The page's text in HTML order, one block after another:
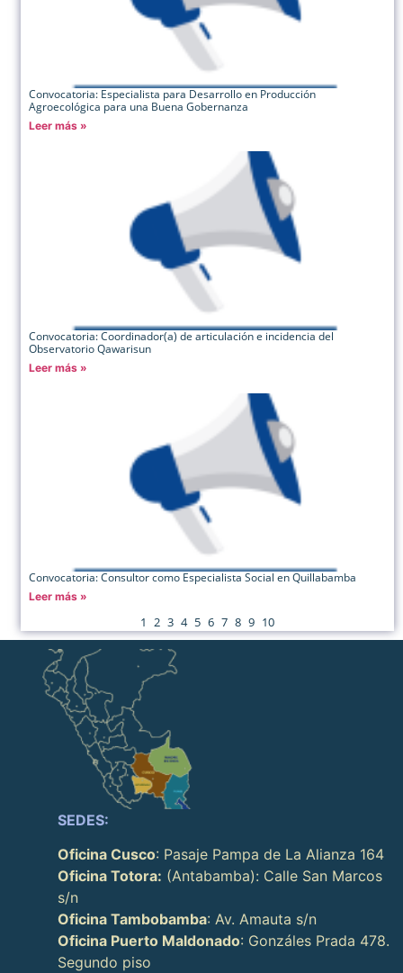
Convocatoria: Especialista para Desarrollo en Producción
Agroecológica para una Buena Gobernanza
Leer más »
Convocatoria: Coordinador(a) de articulación e incidencia del
Observatorio Qawarisun
Leer más »
Convocatoria: Consultor como Especialista Social en Quillabamba
Leer más »
1 2 3 4 5 6 7 8 9 10
SEDES:
Oficina Cusco: Pasaje Pampa de La Alianza 164
Oficina Totora: (Antabamba): Calle San Marcos
s/n
Oficina Tambobamba: Av. Amauta s/n
Oficina Puerto Maldonado: Gonzáles Prada 478.
Segundo piso